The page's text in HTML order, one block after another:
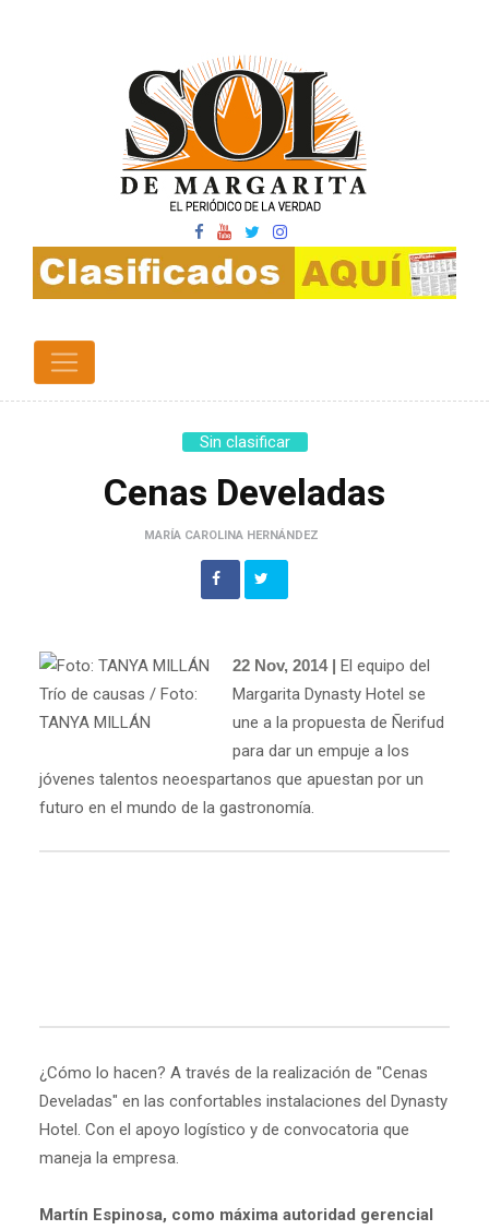
Sin clasificar
Cenas Develadas
MARÍA CAROLINA HERNÁNDEZ
Trío de causas / Foto:
TANYA MILLÁN
22 Nov, 2014 | El equipo del
Margarita Dynasty Hotel se
une a la propuesta de Ñerifud
para dar un empuje a los
jóvenes talentos neoespartanos que apuestan por un
futuro en el mundo de la gastronomía.
¿Cómo lo hacen? A través de la realización de "Cenas
Develadas" en las confortables instalaciones del Dynasty
Hotel. Con el apoyo logístico y de convocatoria que
maneja la empresa.
Martín Espinosa, como máxima autoridad gerencial